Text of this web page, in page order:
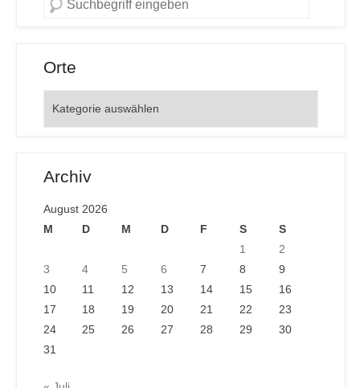
Orte
Archiv
August 2026
M
D M D F S
S
1
2
3
4 5 6 7 8
9
10
11 12 13 14 15
16
17
18 19 20 21 22
23
24
25 26 27 28 29
30
31